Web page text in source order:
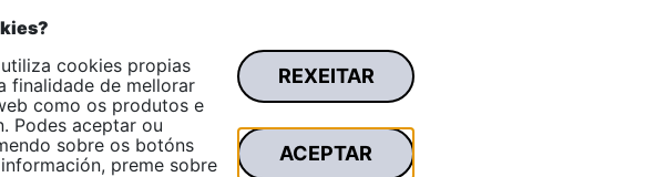
Zona privada Buscar...
cookies propias
finalidade de mellorar
como os produtos e
Podes aceptar ou
sobre os botóns
preme sobre
REXEITAR
ACEPTAR